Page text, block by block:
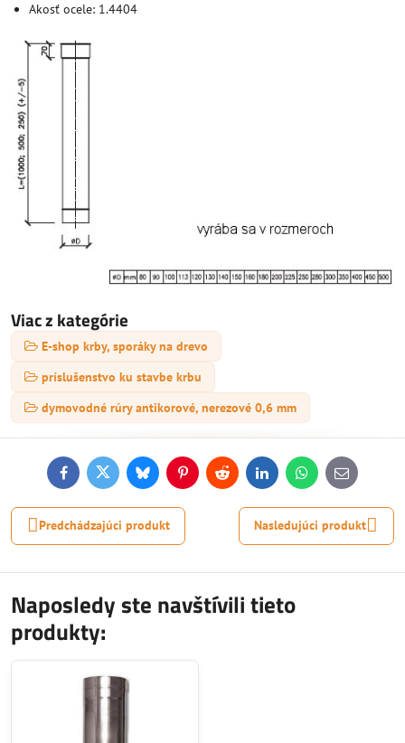
Akosť ocele: 1.4404
Viac z kategórie
E-shop krby, sporáky na drevo
príslušenstvo ku stavbe krbu
dymovodné rúry antikorové, nerezové 0,6 mm
FacebookTwitterBlueskyPinterestReddit LinkedInWhatsApp
E-
mail
Predchádzajúci produkt Nasledujúci produkt
Naposledy ste navštívili tieto
produkty: